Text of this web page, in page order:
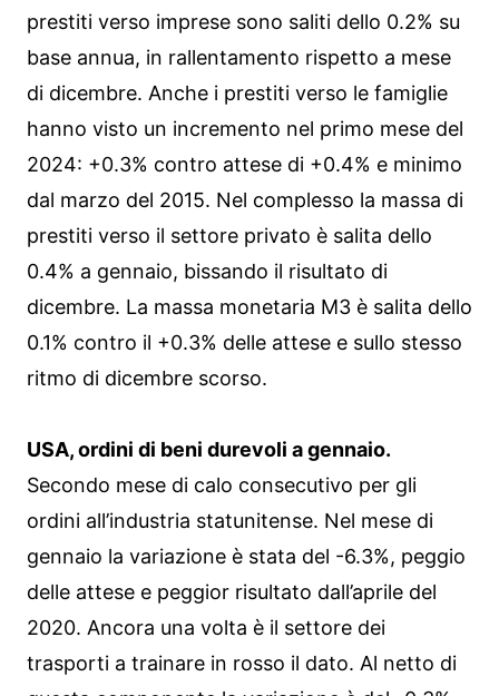
prestiti verso imprese sono saliti dello 0.2% su
base annua, in rallentamento rispetto a mese
di dicembre. Anche i prestiti verso le famiglie
hanno visto un incremento nel primo mese del
2024: +0.3% contro attese di +0.4% e minimo
dal marzo del 2015. Nel complesso la massa di
prestiti verso il settore privato è salita dello
0.4% a gennaio, bissando il risultato di
dicembre. La massa monetaria M3 è salita dello
0.1% contro il +0.3% delle attese e sullo stesso
ritmo di dicembre scorso.
USA, ordini di beni durevoli a gennaio.
Secondo mese di calo consecutivo per gli
ordini all’industria statunitense. Nel mese di
gennaio la variazione è stata del -6.3%, peggio
delle attese e peggior risultato dall’aprile del
2020. Ancora una volta è il settore dei
trasporti a trainare in rosso il dato. Al netto di